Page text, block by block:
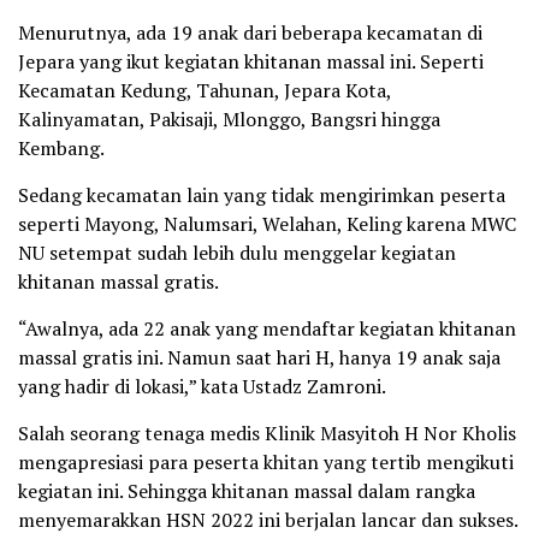
Menurutnya, ada 19 anak dari beberapa kecamatan di
Jepara yang ikut kegiatan khitanan massal ini. Seperti
Kecamatan Kedung, Tahunan, Jepara Kota,
Kalinyamatan, Pakisaji, Mlonggo, Bangsri hingga
Kembang.
Sedang kecamatan lain yang tidak mengirimkan peserta
seperti Mayong, Nalumsari, Welahan, Keling karena MWC
NU setempat sudah lebih dulu menggelar kegiatan
khitanan massal gratis.
“Awalnya, ada 22 anak yang mendaftar kegiatan khitanan
massal gratis ini. Namun saat hari H, hanya 19 anak saja
yang hadir di lokasi,” kata Ustadz Zamroni.
Salah seorang tenaga medis Klinik Masyitoh H Nor Kholis
mengapresiasi para peserta khitan yang tertib mengikuti
kegiatan ini. Sehingga khitanan massal dalam rangka
menyemarakkan HSN 2022 ini berjalan lancar dan sukses.